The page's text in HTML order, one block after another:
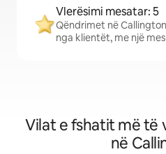
Vlerësimi mesatar: 5
Qëndrimet në
nga klientët, me një
Vilat e fshatit më të
në